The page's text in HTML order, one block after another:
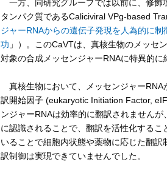
一方、同研究グループでは以前に、修飾
タンパク質であるCaliciviral VPg-based
ジャーRNAからの遺伝子発現を人為的に
功 」）。このCaVTは、真核生物のメッセ
対象の合成メッセンジャーRNAに特異的
真核生物において、メッセンジャーRNA
訳開始因子 (eukaryotic Initiation Factor,
ンジャーRNAは効率的に翻訳されません
に認識されることで、翻訳を活性化する
いることで細胞内状態や薬物に応じた翻
訳制御は実現できていませんでした。